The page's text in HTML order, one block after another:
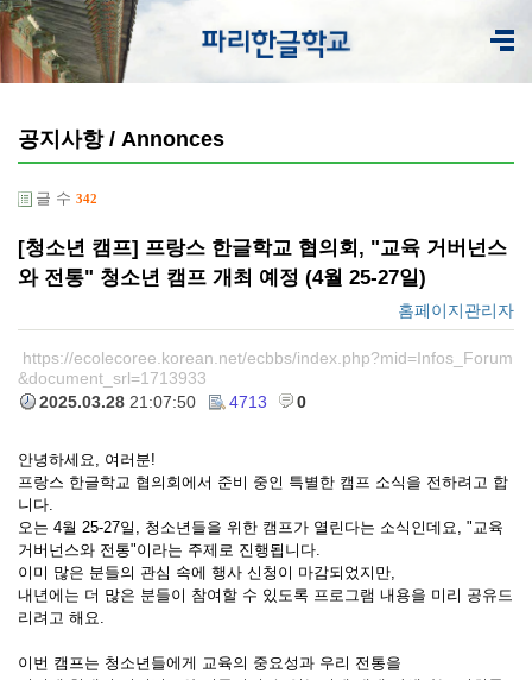
공지사항 / Annonces
글 수 342
[청소년 캠프] 프랑스 한글학교 협의회, "교육 거버넌스
와 전통" 청소년 캠프 개최 예정 (4월 25-27일)
홈페이지관리자
https://ecolecoree.korean.net/ecbbs/index.php?mid=Infos_Forum
&document_srl=1713933
2025.03.28 21:07:50 4713 0
안녕하세요, 여러분!
프랑스 한글학교 협의회에서 준비 중인 특별한 캠프 소식을 전하려고 합
니다.
오는 4월 25-27일, 청소년들을 위한 캠프가 열린다는 소식인데요, "교육
거버넌스와 전통"이라는 주제로 진행됩니다.
이미 많은 분들의 관심 속에 행사 신청이 마감되었지만,
내년에는 더 많은 분들이 참여할 수 있도록 프로그램 내용을 미리 공유드
리려고 해요.
이번 캠프는 청소년들에게 교육의 중요성과 우리 전통을